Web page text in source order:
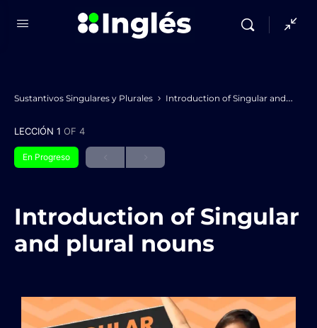
Sustantivos Singulares y Plurales Introduction of Singular and plural nouns
LECCIÓN 1 OF 4
En Progreso
Introduction of Singular
and plural nouns